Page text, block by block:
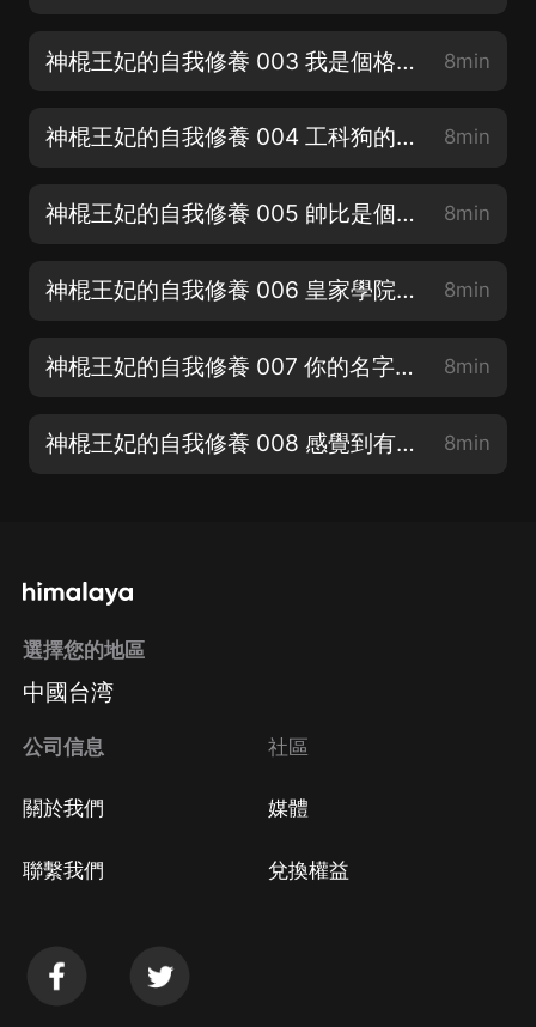
神棍王妃的自我修養 003 我是個格物學者 8min
神棍王妃的自我修養 004 工科狗的特殊技能 8min
神棍王妃的自我修養 005 帥比是個什麼意思 8min
神棍王妃的自我修養 006 皇家學院孫大聖 8min
神棍王妃的自我修養 007 你的名字叫小蠢萌 8min
神棍王妃的自我修養 008 感覺到有點不對勁 8min
選擇您的地區
中國台湾
公司信息
關於我們
聯繫我們
社區
媒體
兌換權益